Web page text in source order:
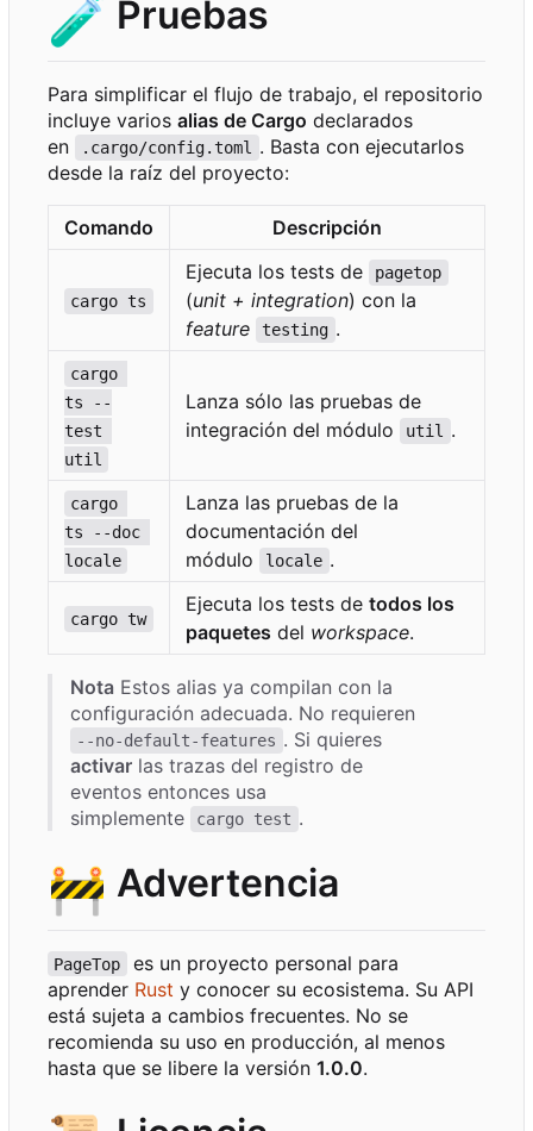
🧪 Pruebas
Para simplificar el flujo de trabajo, el repositorio
incluye varios alias de Cargo declarados
en
.cargo/config.toml
. Basta con ejecutarlos
desde la raíz del proyecto:
Comando Descripción
cargo ts
Ejecuta los tests de pagetop
(unit + integration) con la
feature
testing .
cargo
ts --
test
util
Lanza sólo las pruebas de
integración del módulo
util .
cargo
ts --doc
locale
Lanza las pruebas de la
documentación del
módulo
locale .
cargo tw
Ejecuta los tests de todos los
paquetes del workspace.
Nota Estos alias ya compilan con la
configuración adecuada. No requieren
--no-default-features . Si quieres
activar las trazas del registro de
eventos entonces usa
simplemente
cargo test .
🚧 Advertencia
PageTop
es un proyecto personal para
aprender Rust y conocer su ecosistema. Su API
está sujeta a cambios frecuentes. No se
recomienda su uso en producción, al menos
hasta que se libere la versión 1.0.0.